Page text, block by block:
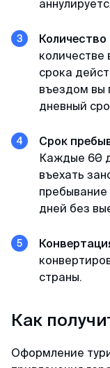
пакет
подавать в
подготовила
не смогла
записи на
оперативно
Камил
Отзыв с ВКонтакте
Без
Оформили
головной боли.
Александра
Количество
количестве
срока
въездом вы
дневный
Срок
Каждые 60
въехать
дней без
страны.
Как
Оформление